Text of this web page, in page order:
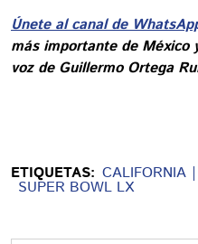
Únete al canal de
más importante de México
voz de Guillermo Ortega
ETIQUETAS: CALIFORNIA
SUPER BOWL LX